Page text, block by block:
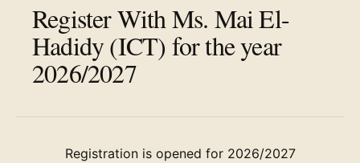
Register With Ms. Mai El-
Hadidy (ICT) for the year
2026/2027
Registration is opened for 2026/2027